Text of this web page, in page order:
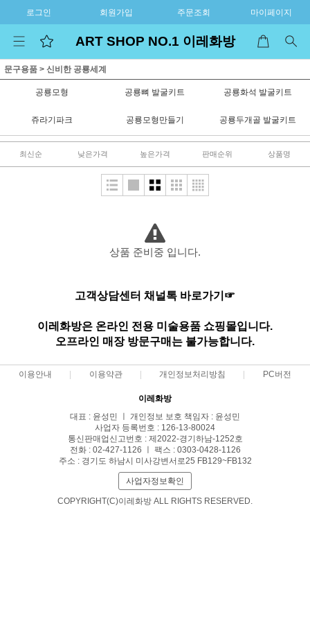
로그인 회원가입 주문조회 마이페이지
ART SHOP NO.1 이레화방
문구용품 > 신비한 공룡세계
공룡모형 공룡뼈 발굴키트 공룡화석 발굴키트
쥬라기파크 공룡모형만들기 공룡두개골 발굴키트
최신순 낮은가격 높은가격 판매순위 상품명
상품 준비중 입니다.
고객상담센터 채널톡 바로가기☞
이레화방은 온라인 전용 미술용품 쇼핑몰입니다.
오프라인 매장 방문구매는 불가능합니다.
이용안내 이용약관 개인정보처리방침 PC버전
이레화방
대표 : 윤성민 ㅣ 개인정보 보호 책임자 : 윤성민
사업자 등록번호 : 126-13-80024
통신판매업신고번호 : 제2022-경기하남-1252호
전화 : 02-427-1126 ㅣ 팩스 : 0303-0428-1126
주소 : 경기도 하남시 미사강변서로25 FB129~FB132
사업자정보확인
COPYRIGHT(C)이레화방 ALL RIGHTS RESERVED.